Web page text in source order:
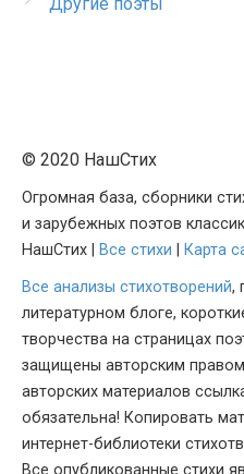
© 2020 НашСтих
Огромная база, сборники
и зарубежных поэтов
НашСтих |
Все стихи Карта
Все анализы стихотворений,
литературном блоге,
творчества на страницах
защищены авторским
авторских материалов
обязательна! Копировать
интернет-библиотеки
Все опубликованные стихи